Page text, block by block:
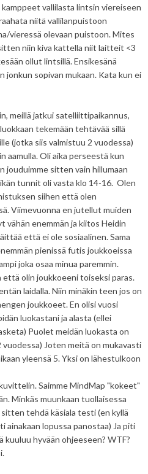
vallilasta lintsin viereiseen
niitä vallilanpuistoon
vieressä olevaan puistoon. Mites
niin kiva kattella niit laitteit <3
ollut lintsillä. Ensikesänä
jonkun sopivan mukaan. Kata kun ei
meillä jatkui satelliittipaikannus,
tekemään tehtävää sillä
(jotka siis valmistuu 2 vuodessa)
aamulla. Oli aika perseestä kun
jouduimme sitten vain hillumaan
tunnit oli vasta klo 14-16. Olen
siihen että olen
Viimevuonna en jutellut muiden
vähän enemmän ja kiitos Heidin
että ei ole sosiaalinen. Sama
pienissä futis joukkoeissa
joka osaa minua paremmin.
että olin joukkoeeni toiseksi paras.
laidalla. Niin minäkin teen jos on
joukkoeet. En olisi vuosi
luokastani ja alasta (ellei
Puolet meidän luokasta on
Joten meitä on mukavasti
yleensä 5. Yksi on lähestulkoon
Saimme MindMap "kokeet"
Minkäs muunkaan tuollaisessa
tehdä käsiala testi (en kyllä
ainakaan lopussa panostaa) Ja piti
kuuluu hyvään ohjeeseen? WTF?